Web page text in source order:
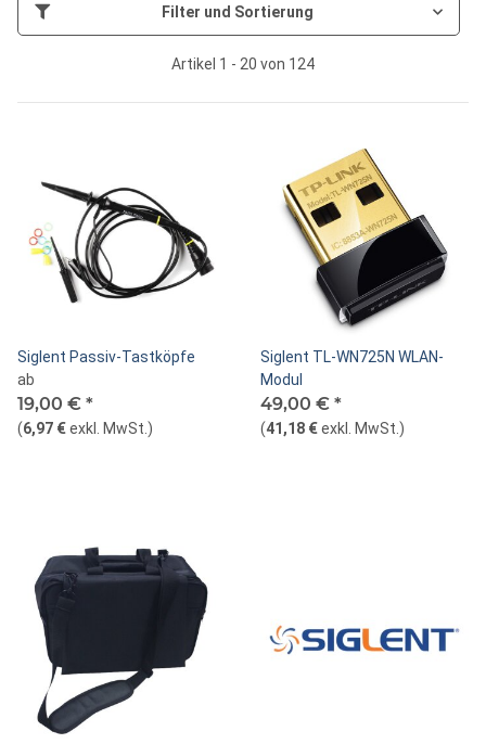
Filter und Sortierung
Artikel 1 - 20 von 124
Siglent Passiv-Tastköpfe
ab
19,00 € *
(6,97 €exkl. MwSt. )
Siglent TL-WN725N WLAN-
Modul
49,00 € *
(41,18 €exkl. MwSt. )